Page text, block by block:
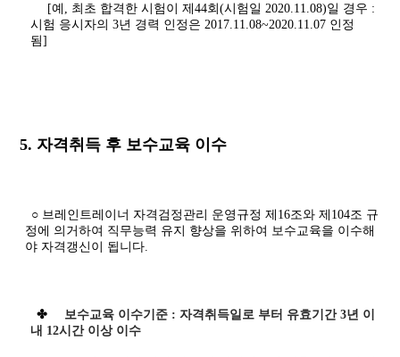
[예, 최초 합격한 시험이 제44회(시험일 2020.11.08)일 경우 :
시험 응시자의 3년 경력 인정은 2017.11.08~2020.11.07 인정
됨]
5. 자격취득 후 보수교육 이수
○ 브레인트레이너 자격검정관리 운영규정 제16조와 제104조 규
정에 의거하여 직무능력 유지 향상을 위하여 보수교육을 이수해
야 자격갱신이 됩니다.
✤
보수교육 이수기준 : 자격취득일로 부터 유효기간 3년 이
내 12시간 이상 이수